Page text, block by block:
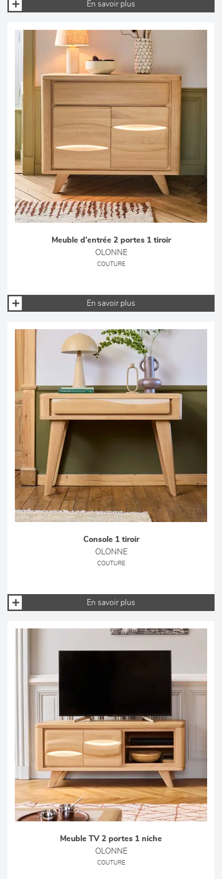
En savoir plus
Meuble d’entrée 2 portes 1 tiroir
OLONNE
COUTURE
En savoir plus
Console 1 tiroir
OLONNE
COUTURE
En savoir plus
Meuble TV 2 portes 1 niche
OLONNE
COUTURE